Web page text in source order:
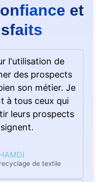
et
l'utilisation de
des prospects
son métier. Je
à tous ceux qui
leurs prospects
de textile